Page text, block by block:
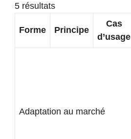
5 résultats
Forme Principe
Cas
d’usage
Adaptation au marché